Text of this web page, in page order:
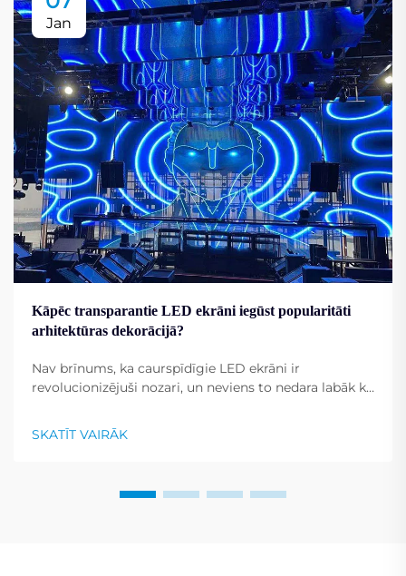
Jan
Kāpēc transparantie LED ekrāni iegūst popularitāti
arhitektūras dekorācijā?
Nav brīnums, ka caurspīdīgie LED ekrāni ir
revolucionizējuši nozari, un neviens to nedara labāk kā
ekrāniem ir unikāla spēja pārvērst ēkas par
dinamiskiem displejiem. To universālība...
SKATĪT VAIRĀK